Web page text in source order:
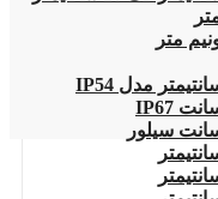
متر